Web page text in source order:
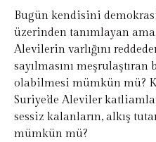
Bugün kendisini
üzerinden tanımlayan
Alevilerin varlığını
sayılmasını
olabilmesi mümkün mü?
Suriye’de Aleviler
sessiz kalanların, alkış
mümkün mü?